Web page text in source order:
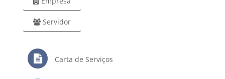
Servidor
Carta de Serviços